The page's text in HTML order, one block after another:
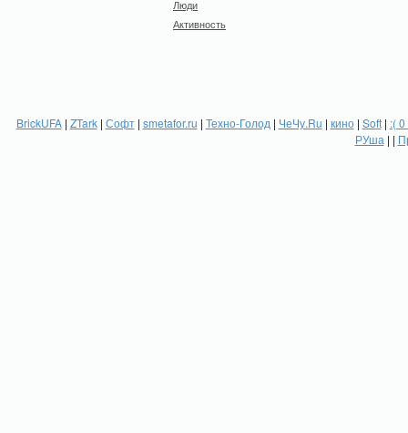
Люди
Активность
BrickUFA| ZTark| Софт| smetafor.ru | Техно-Голод | ЧеЧу.Ru | кино| Soft| :(
РУша | |